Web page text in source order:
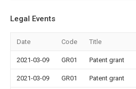
Legal Events
Date Code Title
2021-03-09 GR01 Patent grant
2021-03-09 GR01 Patent grant